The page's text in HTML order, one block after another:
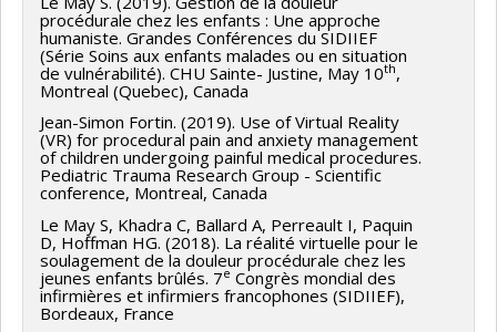
procédurale chez les enfants : Une approche
humaniste. Grandes Conférences du SIDIIEF
(Série Soins aux enfants malades ou en situation
de vulnérabilité). CHU Sainte- Justine, May 10th,
Montreal (Quebec), Canada
Jean-Simon Fortin. (2019). Use of Virtual Reality
(VR) for procedural pain and anxiety management
of children undergoing painful medical procedures.
Pediatric Trauma Research Group - Scientific
conference, Montreal, Canada
Le May S, Khadra C, Ballard A, Perreault I, Paquin
D, Hoffman HG. (2018). La réalité virtuelle pour le
soulagement de la douleur procédurale chez les
jeunes enfants brûlés. 7e Congrès mondial des
infirmières et infirmiers francophones (SIDIIEF),
Bordeaux, France